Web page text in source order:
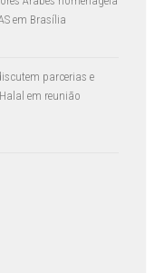
em Brasília
parcerias e
em reunião